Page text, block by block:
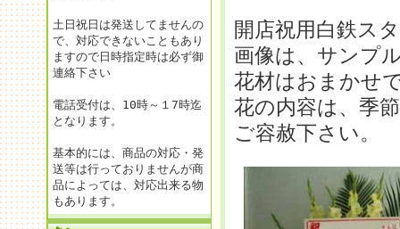
土日祝日は発送してませんの
で、対応できないこともあり
ますので日時指定時は必ず御
連絡下さい
電話受付は、10時～１7時迄
となります。
基本的には、商品の対応・発
送等は行っておりませんが商
品によっては、対応出来る物
もあります。
開店祝用白鉄ス
画像は、サンプ
花材はおまかせ
花の内容は、季
ご容赦下さい。